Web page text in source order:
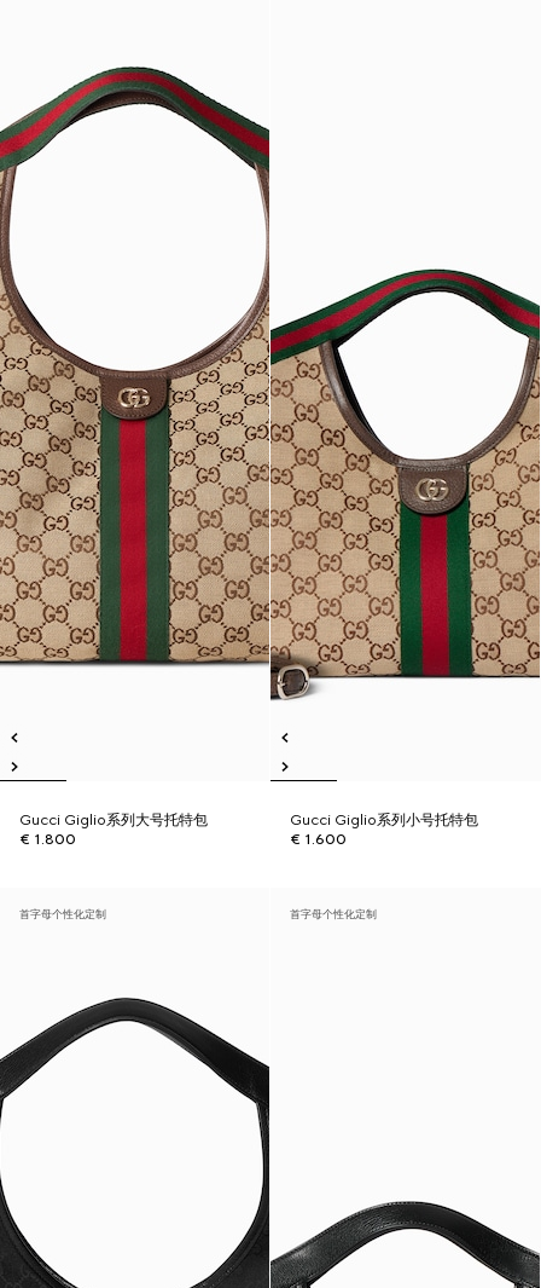
Gucci Giglio系列大号托特包
€ 1.800
Gucci Giglio系列小号托特包
€ 1.600
首字母个性化定制 首字母个性化定制